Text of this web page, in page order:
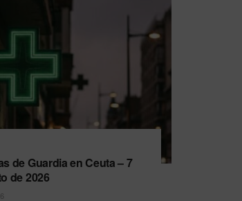
de Guardia en Ceuta – 7
de 2026